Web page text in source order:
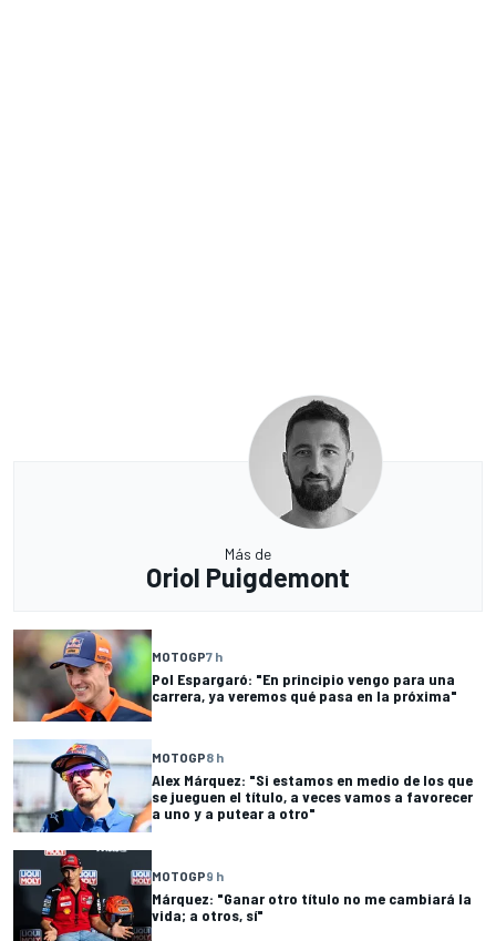
Más de
Oriol Puigdemont
MOTOGP7 h
Pol Espargaró: "En principio vengo para una
carrera, ya veremos qué pasa en la próxima"
MOTOGP8 h
Alex Márquez: "Si estamos en medio de los que
se jueguen el título, a veces vamos a favorecer
a uno y a putear a otro"
MOTOGP9 h
Márquez: "Ganar otro título no me cambiará la
vida; a otros, sí"